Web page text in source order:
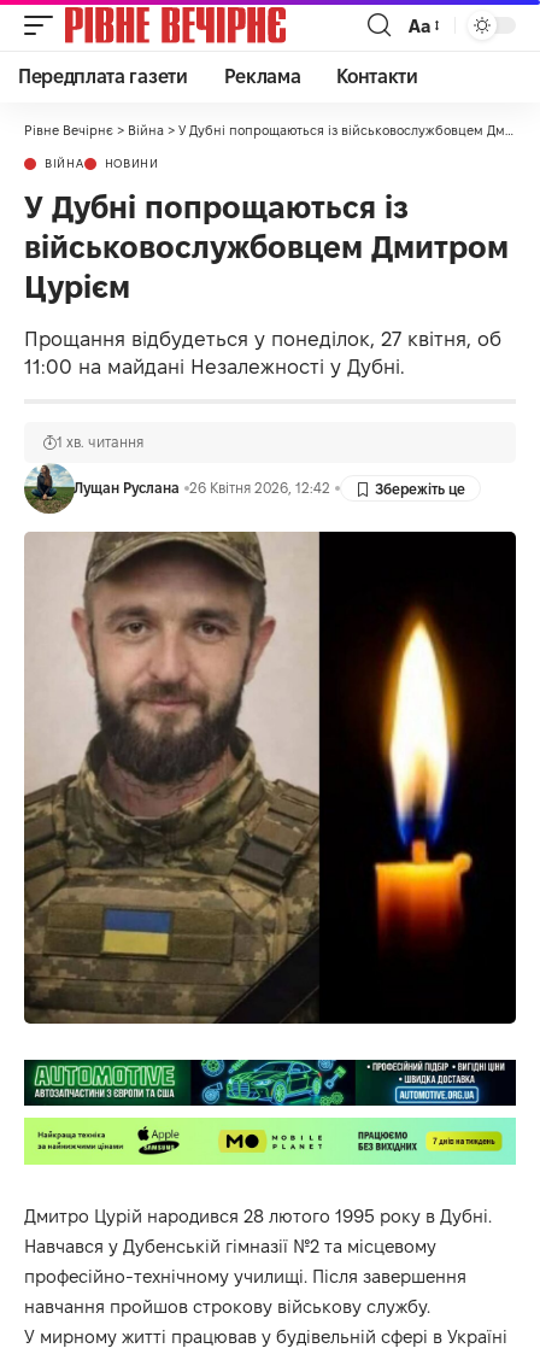
Аа
Передплата газети Реклама Контакти
Рівне Вечірнє > Війна > У Дубні попрощаються із військовослужбовцем Дмитром Цурієм
ВІЙНА НОВИНИ
У Дубні попрощаються із
військовослужбовцем Дмитром
Цурієм
Прощання відбудеться у понеділок, 27 квітня, об
11:00 на майдані Незалежності у Дубні.
Лущан Руслана 26 Квітня 2026, 12:42
1 хв. читання
Дмитро Цурій народився 28 лютого 1995 року в Дубні.
Навчався у Дубенській гімназії №2 та місцевому
професійно-технічному училищі. Після завершення
навчання пройшов строкову військову службу.
У мирному житті працював у будівельній сфері в Україні